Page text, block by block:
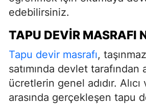
edebilirsiniz.
TAPU DEVIR MASRAFI
Tapu devir masrafı,
satımında devlet tarafından
ücretlerin genel adıdır. Alıcı
arasında gerçekleşen tapu